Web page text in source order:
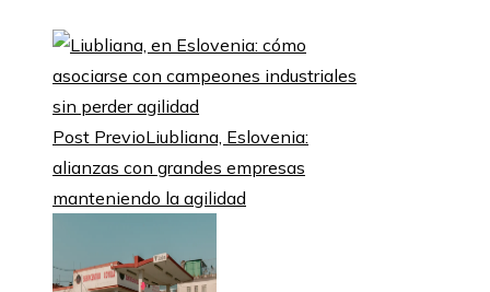
Post PrevioLiubliana, Eslovenia:
alianzas con grandes empresas
manteniendo la agilidad